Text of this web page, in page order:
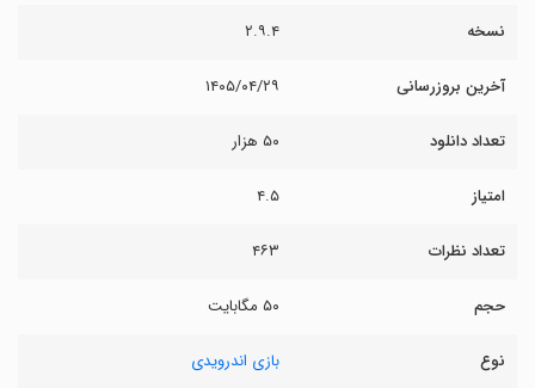
نسخه ۲.۹.۴
آخرین بروزرسانی ۱۴۰۵/۰۴/۲۹
تعداد دانلود ۵۰ هزار
امتیاز ۴.۵
تعداد نظرات ۴۶۳
حجم ۵۰ مگابایت
نوع بازی اندرویدی